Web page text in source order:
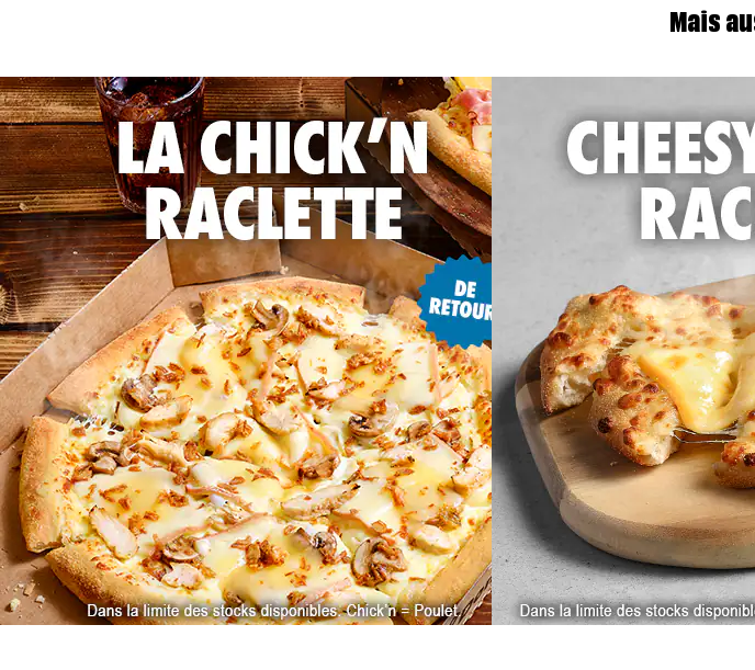
Mais